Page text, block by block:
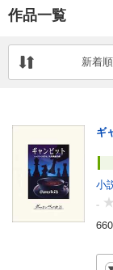
作品一覧
新着順
ギ
小
-